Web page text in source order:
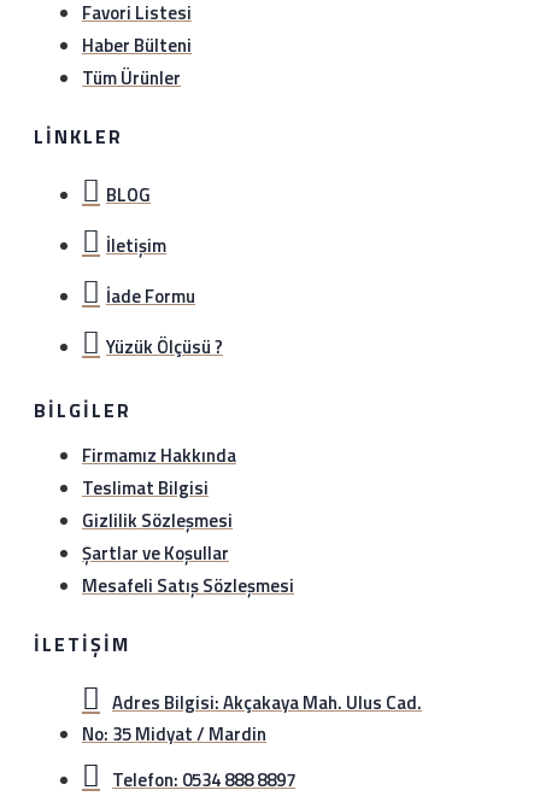
Favori Listesi
Haber Bülteni
Tüm Ürünler
LINKLER
BLOG
İletişim
İade Formu
Yüzük Ölçüsü ?
BILGILER
Firmamız Hakkında
Teslimat Bilgisi
Gizlilik Sözleşmesi
Şartlar ve Koşullar
Mesafeli Satış Sözleşmesi
İLETIŞIM
Adres Bilgisi: Akçakaya Mah. Ulus Cad.
No: 35 Midyat / Mardin
Telefon: 0534 888 8897